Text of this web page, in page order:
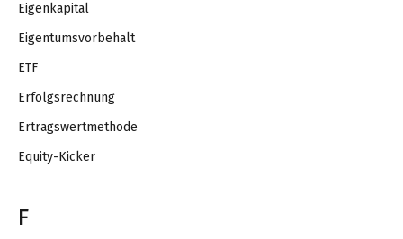
Eigenkapital
Eigentumsvorbehalt
ETF
Erfolgsrechnung
Ertragswertmethode
Equity-Kicker
F